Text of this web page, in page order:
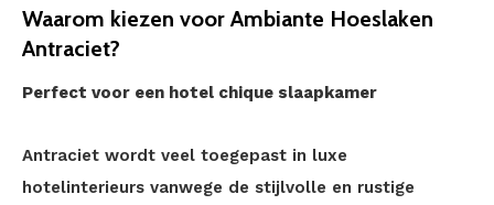
Waarom kiezen voor Ambiante Hoeslaken
Antraciet?
Perfect voor een hotel chique slaapkamer
Antraciet wordt veel toegepast in luxe
hotelinterieurs vanwege de stijlvolle en rustige